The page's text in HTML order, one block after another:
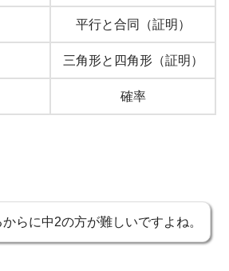
平行と合同（証明）
三角形と四角形（証明）
確率
からに中2の方が難しいですよね。